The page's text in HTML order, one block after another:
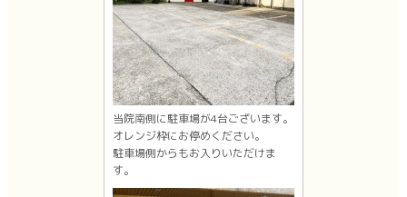
当院南側に駐車場が4台ございます。
オレンジ枠にお停めください。
駐車場側からもお入りいただけま
す。